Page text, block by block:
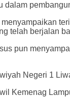
dalam
telah berjalan
pun
Negeri 1
Kemenag